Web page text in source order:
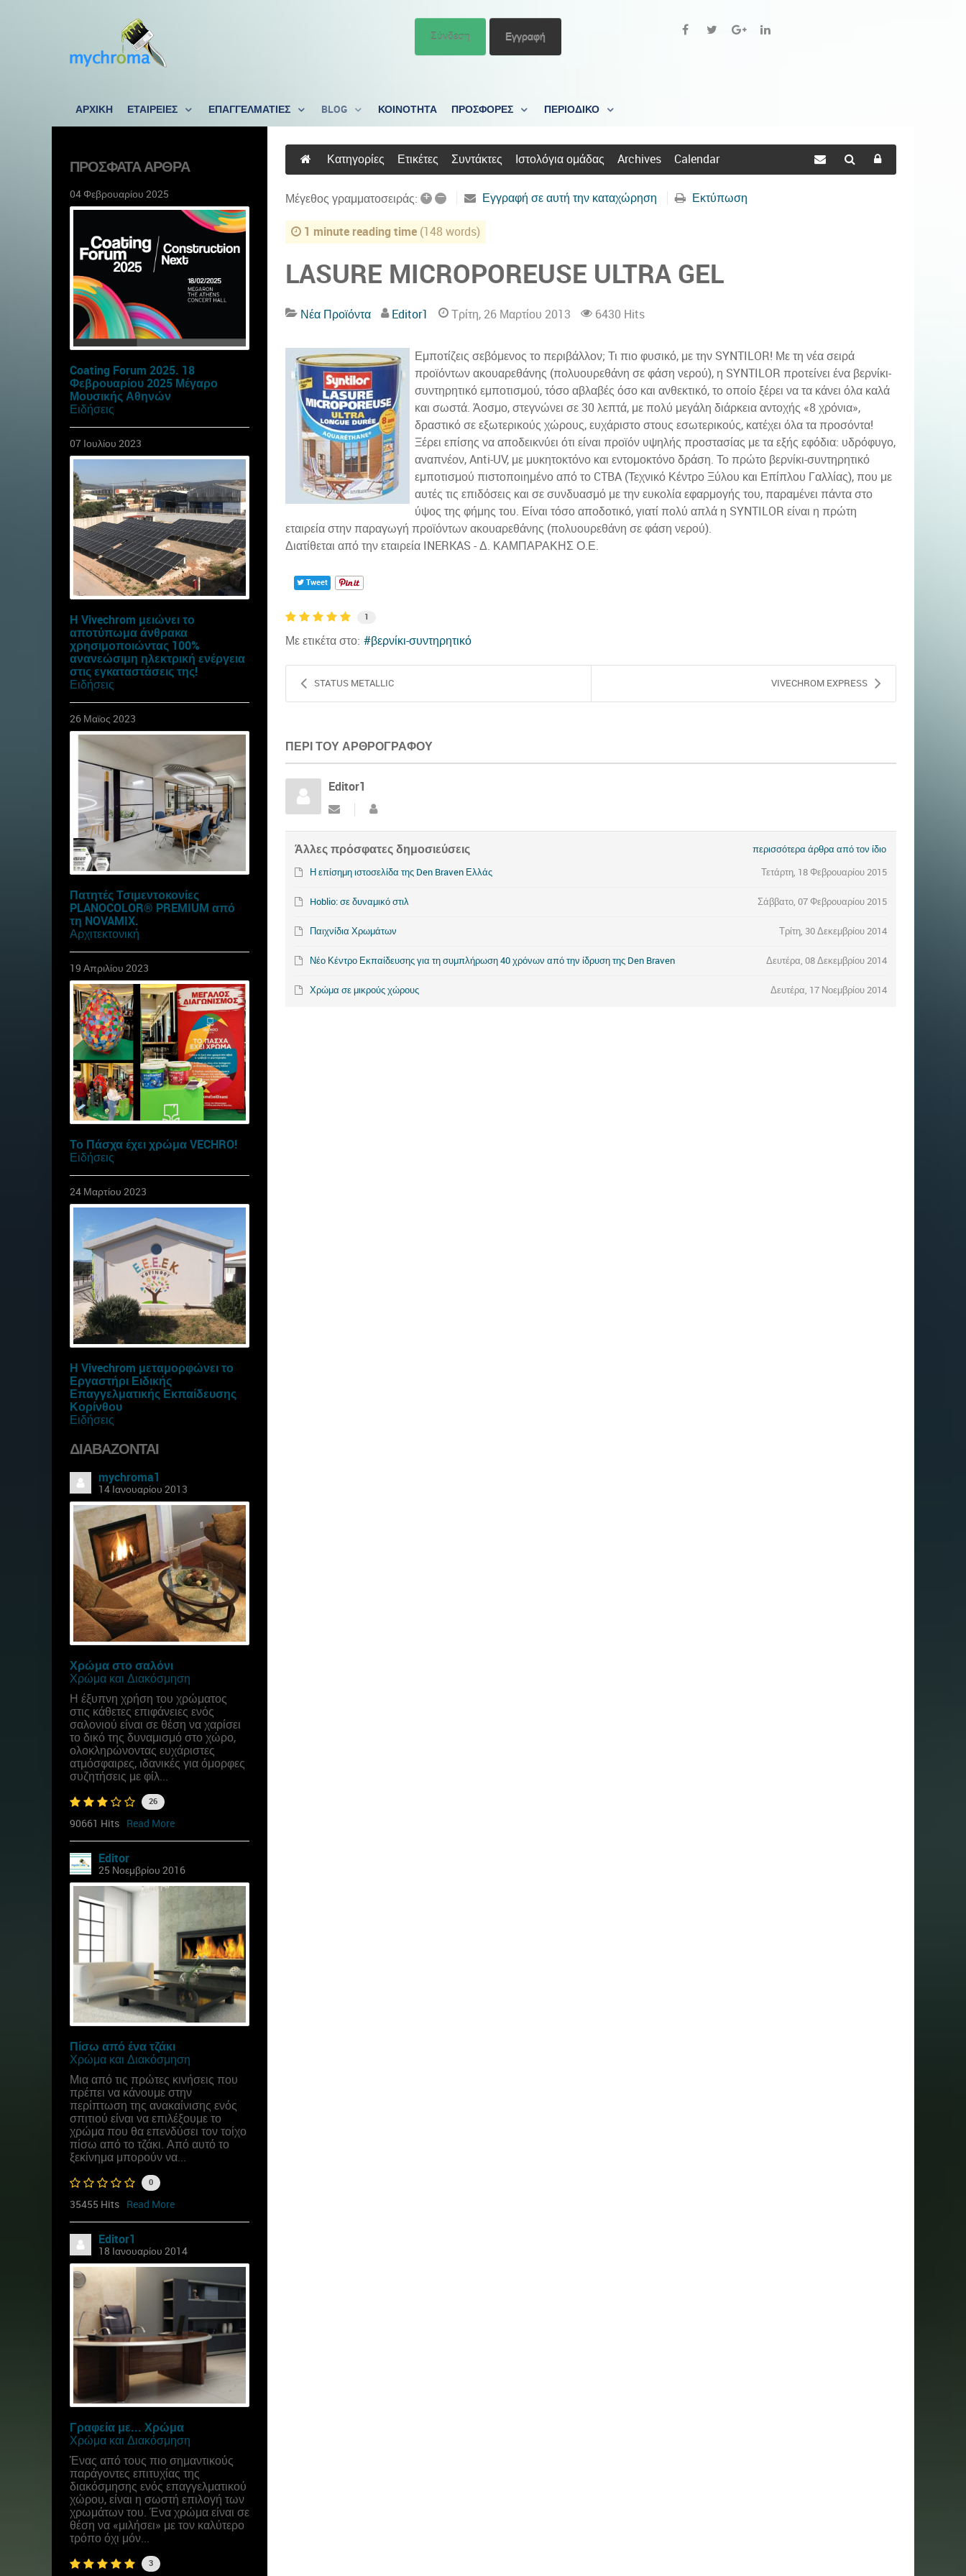
Σύνδεση Εγγραφή
ΑΡΧΙΚΗ ΕΤΑΙΡΕΙΕΣ ΕΠΑΓΓΕΛΜΑΤΙΕΣ BLOG ΚΟΙΝΟΤΗΤΑ ΠΡΟΣΦΟΡΕΣ ΠΕΡΙΟΔΙΚΟ
ΠΡΌΣΦΑΤΑ ΆΡΘΡΑ
04 Φεβρουαρίου 2025
Coating Forum 2025. 18
Φεβρουαρίου 2025 Μέγαρο
Μουσικής Αθηνών
Ειδήσεις
07 Ιουλίου 2023
Η Vivechrom μειώνει το
αποτύπωμα άνθρακα
χρησιμοποιώντας 100%
ανανεώσιμη ηλεκτρική ενέργεια
στις εγκαταστάσεις της!
Ειδήσεις
26 Μαϊος 2023
Πατητές Τσιμεντοκονίες
PLANOCOLOR® PREMIUM από
τη NOVAMIX.
Αρχιτεκτονική
19 Απριλίου 2023
Το Πάσχα έχει χρώμα VECHRO!
Ειδήσεις
24 Μαρτίου 2023
Η Vivechrom μεταμορφώνει το
Εργαστήρι Ειδικής
Επαγγελματικής Εκπαίδευσης
Κορίνθου
Ειδήσεις
ΔΙΑΒΆΖΟΝΤΑΙ
mychroma1
14 Ιανουαρίου 2013
Χρώμα στο σαλόνι
Χρώμα και Διακόσμηση
Η έξυπνη χρήση του χρώματος
στις κάθετες επιφάνειες ενός
σαλονιού είναι σε θέση να χαρίσει
το δικό της δυναμισμό στο χώρο,
ολοκληρώνοντας ευχάριστες
ατμόσφαιρες, ιδανικές για όμορφες
συζητήσεις με φίλ...
26
90661 Hits Read More
Editor
25 Νοεμβρίου 2016
Πίσω από ένα τζάκι
Χρώμα και Διακόσμηση
Μια από τις πρώτες κινήσεις που
πρέπει να κάνουμε στην
περίπτωση της ανακαίνισης ενός
σπιτιού είναι να επιλέξουμε το
χρώμα που θα επενδύσει τον τοίχο
πίσω από το τζάκι. Από αυτό το
ξεκίνημα μπορούν να...
0
35455 Hits Read More
Editor1
18 Ιανουαρίου 2014
Γραφεία με... Χρώμα
Χρώμα και Διακόσμηση
Ένας από τους πιο σημαντικούς
παράγοντες επιτυχίας της
διακόσμησης ενός επαγγελματικού
χώρου, είναι η σωστή επιλογή των
χρωμάτων του. Ένα χρώμα είναι σε
θέση να «μιλήσει» με τον καλύτερο
τρόπο όχι μόν...
3
Κατηγορίες Ετικέτες Συντάκτες Ιστολόγια ομάδας Archives Calendar
Μέγεθος γραμματοσειράς: + – Εγγραφή σε αυτή την καταχώρηση Εκτύπωση
1 minute reading time (148 words)
LASURE MICROPOREUSE ULTRA GEL
Νέα Προϊόντα Editor1 Τρίτη, 26 Μαρτίου 2013 6430 Hits
Εμποτίζεις σεβόμενος το περιβάλλον; Τι πιο φυσικό, με την SYNTILOR! Με τη νέα σειρά
προϊόντων ακουαρεθάνης (πολυουρεθάνη σε φάση νερού), η SYNTILOR προτείνει ένα βερνίκι-
συντηρητικό εμποτισμού, τόσο αβλαβές όσο και ανθεκτικό, το οποίο ξέρει να τα κάνει όλα καλά
και σωστά. Άοσμο, στεγνώνει σε 30 λεπτά, με πολύ μεγάλη διάρκεια αντοχής «8 χρόνια»,
δραστικό σε εξωτερικούς χώρους, ευχάριστο στους εσωτερικούς, κατέχει όλα τα προσόντα!
Ξέρει επίσης να αποδεικνύει ότι είναι προϊόν υψηλής προστασίας με τα εξής εφόδια: υδρόφυγο,
αναπνέον, Anti-UV, με μυκητοκτόνο και εντομοκτόνο δράση. Το πρώτο βερνίκι-συντηρητικό
εμποτισμού πιστοποιημένο από το CTBA (Τεχνικό Κέντρο Ξύλου και Επίπλου Γαλλίας), που με
αυτές τις επιδόσεις και σε συνδυασμό με την ευκολία εφαρμογής του, παραμένει πάντα στο
ύψος της φήμης του. Είναι τόσο αποδοτικό, γιατί πολύ απλά η SYNTILOR είναι η πρώτη
εταιρεία στην παραγωγή προϊόντων ακουαρεθάνης (πολυουρεθάνη σε φάση νερού).
Διατίθεται από την εταιρεία INERKAS - Δ. ΚΑΜΠΑΡΑΚΗΣ Ο.Ε.
Tweet
1
Με ετικέτα στο: βερνίκι-συντηρητικό
STATUS METALLIC VIVECHROM EXPRESS
ΠΕΡΊ ΤΟΥ ΑΡΘΡΟΓΡΆΦΟΥ
Editor1
Άλλες πρόσφατες δημοσιεύσεις περισσότερα άρθρα από τον ίδιο
Τετάρτη, 18 Φεβρουαρίου 2015
Η επίσημη ιστοσελίδα της Den Braven Ελλάς
Σάββατο, 07 Φεβρουαρίου 2015
Hoblio: σε δυναμικό στιλ
Τρίτη, 30 Δεκεμβρίου 2014
Παιχνίδια Χρωμάτων
Δευτέρα, 08 Δεκεμβρίου 2014
Νέο Κέντρο Εκπαίδευσης για τη συμπλήρωση 40 χρόνων από την ίδρυση της Den Braven
Δευτέρα, 17 Νοεμβρίου 2014
Χρώμα σε μικρούς χώρους